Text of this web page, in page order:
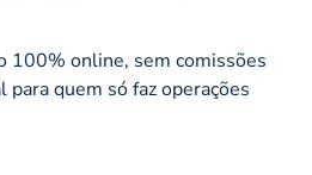
100% online, sem comissões
para quem só faz operações